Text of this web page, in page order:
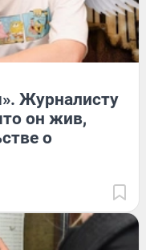
Журналисту
он жив,
о